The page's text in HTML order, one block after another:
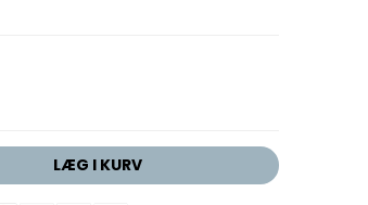
LÆG I KURV